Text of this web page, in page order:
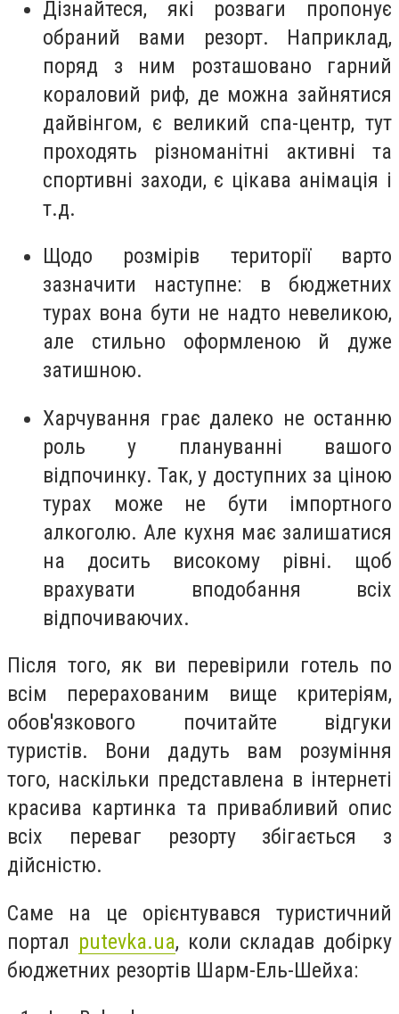
Дізнайтеся, які розваги пропонує
обраний вами резорт. Наприклад,
поряд з ним розташовано гарний
кораловий риф, де можна зайнятися
дайвінгом, є великий спа-центр, тут
проходять різноманітні активні та
спортивні заходи, є цікава анімація і
т.д.
Щодо розмірів території варто
зазначити наступне: в бюджетних
турах вона бути не надто невеликою,
але стильно оформленою й дуже
затишною.
Харчування грає далеко не останню
роль у плануванні вашого
відпочинку. Так, у доступних за ціною
турах може не бути імпортного
алкоголю. Але кухня має залишатися
на досить високому рівні. щоб
врахувати вподобання всіх
відпочиваючих.
Після того, як ви перевірили готель по
всім перерахованим вище критеріям,
обов'язкового почитайте відгуки
туристів. Вони дадуть вам розуміння
того, наскільки представлена ​​в інтернеті
красива картинка та привабливий опис
всіх переваг резорту збігається з
дійсністю.
Саме на це орієнтувався туристичний
портал putevka.ua, коли складав добірку
бюджетних резортів Шарм-Ель-Шейха: